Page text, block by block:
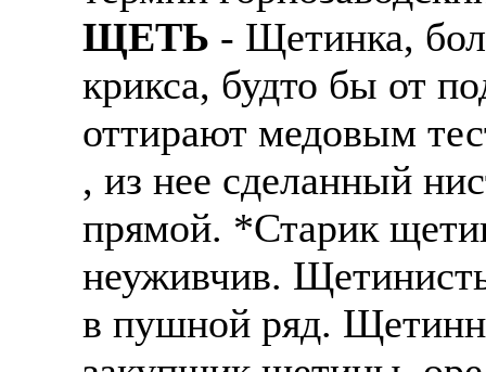
# трудоустройство за
# трудоустройство за
ЩЕТЬ - Щетинка,
крикса, будто бы от
оттирают медовым
, из нее сделанный
прямой. *Старик
неуживчив.
в пушной ряд.